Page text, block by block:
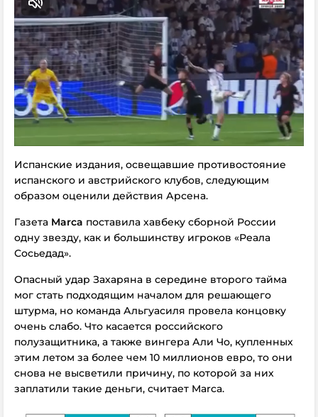
Испанские издания, освещавшие противостояние
испанского и австрийского клубов, следующим
образом оценили действия Арсена.
Газета Marca поставила хавбеку сборной России
одну звезду, как и большинству игроков «Реала
Сосьедад».
Опасный удар Захаряна в середине второго тайма
мог стать подходящим началом для решающего
штурма, но команда Альгуасиля провела концовку
очень слабо. Что касается российского
полузащитника, а также вингера Али Чо, купленных
этим летом за более чем 10 миллионов евро, то они
снова не высветили причину, по которой за них
заплатили такие деньги, считает Marca.